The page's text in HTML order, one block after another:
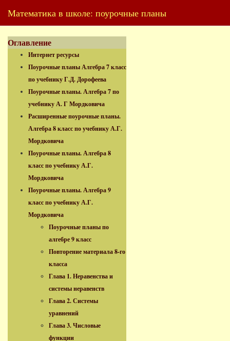
Математика в школе: поурочные планы
Оглавление
Интернет ресурсы
Поурочные планы Алгебра 7 класс
по учебнику Г.Д. Дорофеева
Поурочные планы. Алгебра 7 по
учебнику А. Г Мордковича
Расширенные поурочные планы.
Алгебра 8 класс по учебнику А.Г.
Мордковича
Поурочные планы. Алгебра 8
класс по учебнику А.Г.
Мордковича
Поурочные планы. Алгебра 9
класс по учебнику А.Г.
Мордковича
Поурочные планы по
алгебре 9 класс
Повторение материала 8-го
класса
Глава 1. Неравенства и
системы неравенств
Глава 2. Системы
уравнений
Глава 3. Числовые
функции